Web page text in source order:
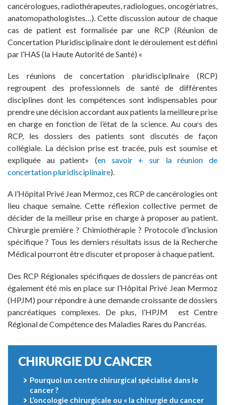
cancérologues, radiothérapeutes, radiologues, oncogériatres,
anatomopathologistes…). Cette discussion autour de chaque
cas de patient est formalisée par une RCP (Réunion de
Concertation Pluridisciplinaire dont le déroulement est défini
par l’HAS (la Haute Autorité de Santé) «
Les réunions de concertation pluridisciplinaire (RCP)
regroupent des professionnels de santé de différentes
disciplines dont les compétences sont indispensables pour
prendre une décision accordant aux patients la meilleure prise
en charge en fonction de l’état de la science. Au cours des
RCP, les dossiers des patients sont discutés de façon
collégiale. La décision prise est tracée, puis est soumise et
expliquée au patient» (en savoir + sur la réunion de
concertation pluridisciplinaire).
A l’Hôpital Privé Jean Mermoz, ces RCP de cancérologies ont
lieu chaque semaine. Cette réflexion collective permet de
décider de la meilleur prise en charge à proposer au patient.
Chirurgie première ? Chimiothérapie ? Protocole d’inclusion
spécifique ? Tous les derniers résultats issus de la Recherche
Médical pourront être discuter et proposer à chaque patient.
Des RCP Régionales spécifiques de dossiers de pancréas ont
également été mis en place sur l’Hôpital Privé Jean Mermoz
(HPJM) pour répondre à une demande croissante de dossiers
pancréatiques complexes. De plus, l’HPJM est Centre
Régional de Compétence des Maladies Rares du Pancréas.
CHIRURGIE DU CANCER
Pourquoi un centre chirurgical spécialisé dans le
cancer ?
L’oncologie chirurgicale ou « la chirurgie du cancer